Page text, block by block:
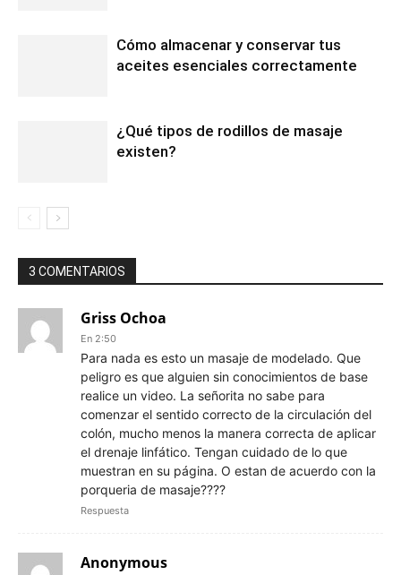
Cómo almacenar y conservar tus
aceites esenciales correctamente
¿Qué tipos de rodillos de masaje
existen?
3 COMENTARIOS
Griss Ochoa
En 2:50
Para nada es esto un masaje de modelado. Que
peligro es que alguien sin conocimientos de base
realice un video. La señorita no sabe para
comenzar el sentido correcto de la circulación del
colón, mucho menos la manera correcta de aplicar
el drenaje linfático. Tengan cuidado de lo que
muestran en su página. O estan de acuerdo con la
porqueria de masaje????
Respuesta
Anonymous